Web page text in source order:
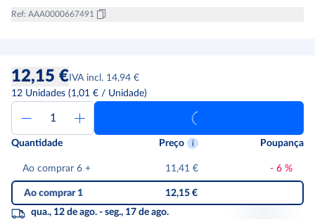
Ref: AAA0000667491
12,15 € IVA incl. 14,94 €
12 Unidades (1,01 € / Unidade)
Quantidade Preço Poupança
Ao comprar 6 + 11,41 € - 6%
Ao comprar 1
12,15 €
qua., 12 de ago. - seg., 17 de ago.